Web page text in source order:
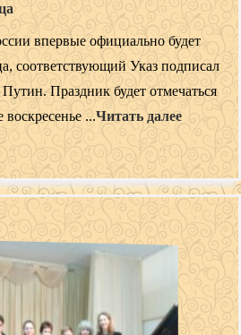
впервые официально будет
соответствующий Указ подписал
Праздник будет отмечаться
воскресенье ...Читать далее